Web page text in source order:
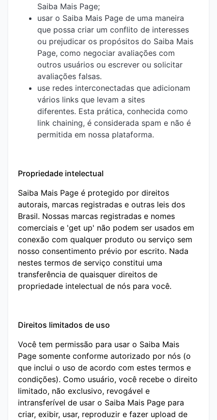
Saiba Mais Page;
usar o Saiba Mais Page de uma maneira
que possa criar um conflito de interesses
ou prejudicar os propósitos do Saiba Mais
Page, como negociar avaliações com
outros usuários ou escrever ou solicitar
avaliações falsas.
use redes interconectadas que adicionam
vários links que levam a sites
diferentes. Esta prática, conhecida como
link chaining, é considerada spam e não é
permitida em nossa plataforma.
Propriedade intelectual
Saiba Mais Page é protegido por direitos
autorais, marcas registradas e outras leis dos
Brasil. Nossas marcas registradas e nomes
comerciais e 'get up' não podem ser usados ​​em
conexão com qualquer produto ou serviço sem
nosso consentimento prévio por escrito. Nada
nestes termos de serviço constitui uma
transferência de quaisquer direitos de
propriedade intelectual de nós para você.
Direitos limitados de uso
Você tem permissão para usar o Saiba Mais
Page somente conforme autorizado por nós (o
que inclui o uso de acordo com estes termos e
condições). Como usuário, você recebe o direito
limitado, não exclusivo, revogável e
intransferível de usar o Saiba Mais Page para
criar, exibir, usar, reproduzir e fazer upload de